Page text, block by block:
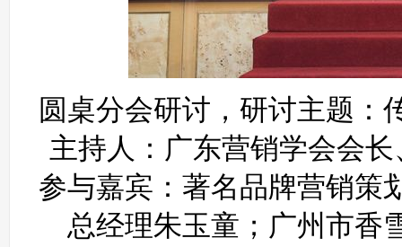
圆桌分会研讨，研讨主题：
主持人：广东营销学会会
参与嘉宾：著名品牌营销策
总经理朱玉童；广州市香